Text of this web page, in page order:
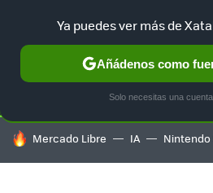
SELECCIÓN GAMING HOME
HOY SE HABLA DE
Mercado Libre IA Nintendo
Ya puedes ver más de
Añádenos como
Solo necesitas una